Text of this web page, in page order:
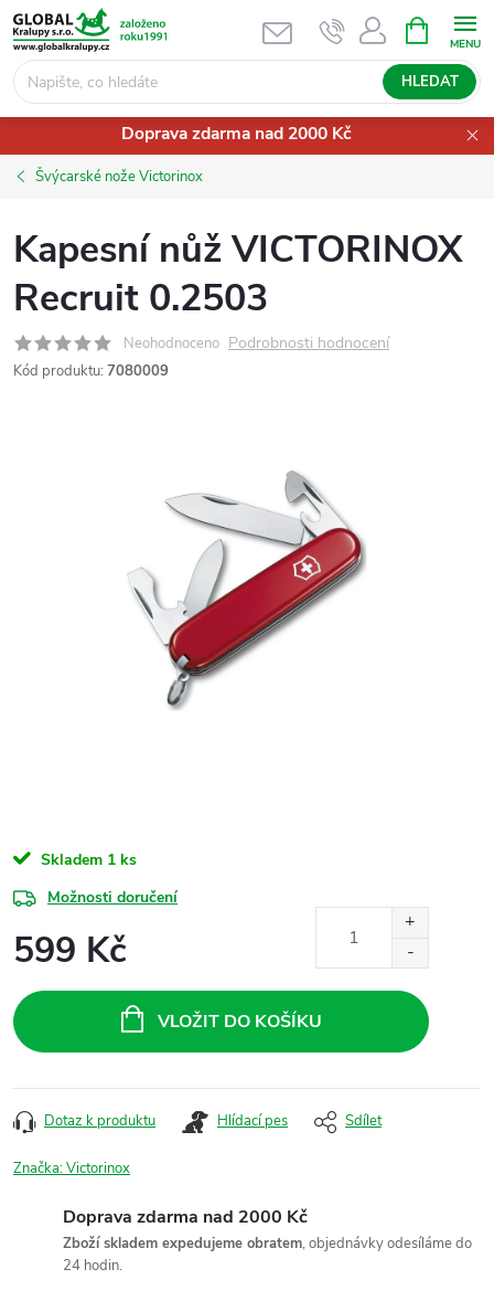
Přejít
na
obsah
HLEDAT
NÁKUPNÍ
KOŠÍK
Doprava zdarma nad 2000 Kč
Švýcarské nože Victorinox
Kapesní nůž VICTORINOX
Recruit 0.2503
Neohodnoceno Podrobnosti hodnocení
Kód produktu: 7080009
Skladem 1 ks
Možnosti doručení
599 Kč
cena:
VLOŽIT DO KOŠÍKU
Dotaz k produktu Hlídací pes Sdílet
Značka:Victorinox
Doprava zdarma nad 2000 Kč
Zboží skladem expedujeme obratem, objednávky odesíláme do
24 hodin.